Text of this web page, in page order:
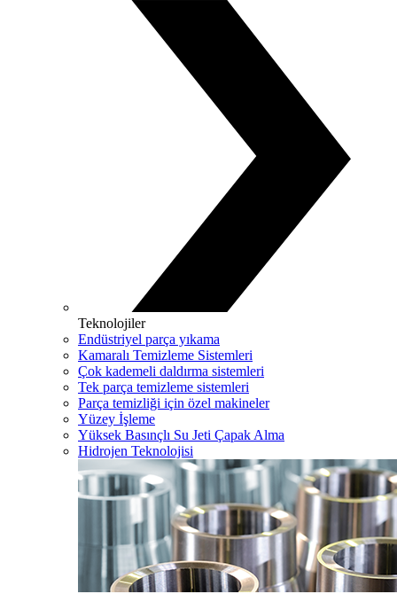
Teknolojiler
Endüstriyel parça yıkama
Kamaralı Temizleme Sistemleri
Çok kademeli daldırma sistemleri
Tek parça temizleme sistemleri
Parça temizliği için özel makineler
Yüzey İşleme
Yüksek Basınçlı Su Jeti Çapak Alma
Hidrojen Teknolojisi